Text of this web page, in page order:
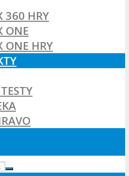
360 HRY
ONE
ONE HRY